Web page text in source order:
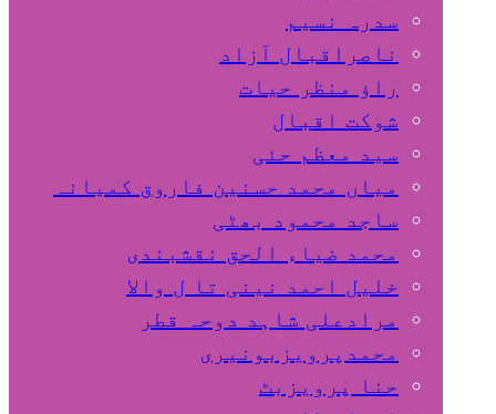
سدرہ نسیم
ناصراقبال آزاد
راؤ منظر حیات
شوکت اقبال
سید معظم حئی
میاں محمد حسنین فاروق کمیانہ
ساجد محمود بھٹی
محمد ضیاء الحق نقشبندی
خلیل احمد نینی تا ل والا
مرادعلی شاہد دوحہ قطر
محمدپرویزبونیری
حنا پرویزبٹ